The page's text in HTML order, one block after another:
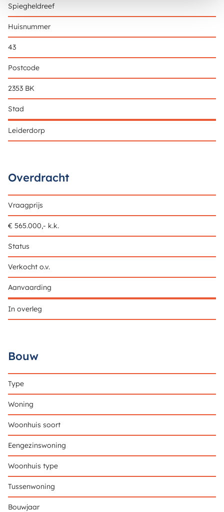
Spiegheldreef
Huisnummer
43
Postcode
2353 BK
Stad
Leiderdorp
Overdracht
Vraagprijs
€ 565.000,- k.k.
Status
Verkocht o.v.
Aanvaarding
In overleg
Bouw
Type
Woning
Woonhuis soort
Eengezinswoning
Woonhuis type
Tussenwoning
Bouwjaar